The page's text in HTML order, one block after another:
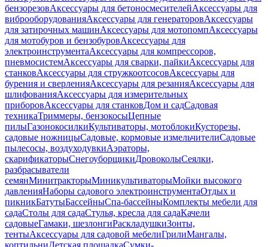
бензорезовАксессуары для бетоносмесителейАксессуары для
виброоборудованияАксессуары для генераторовАксессуары
для затирочных машинАксессуары для мотопомпАксессуары
для мотобуров и бензобуровАксессуары для
электроинструментаАксессуары для компрессоров,
пневмосистемАксессуары для сварки, пайкиАксессуары для
станковАксессуары для стружкоотсосовАксессуары для
бурения и сверленияАксессуары для резанияАксессуары для
шлифованияАксессуары для измерительных
приборовАксессуары для станковДом и садСадовая
техникаТриммеры, бензокосыЦепные
пилыГазонокосилкиКультиваторы, мотоблокиКусторезы,
садовые ножницыСадовые, кормовые измельчителиСадовые
пылесосы, воздуходувкиАэраторы,
скарификаторыСнегоуборщикиДровоколыСеялки,
разбрасыватели
семянМинитракторыМиникультиваторыМойки высокого
давленияНаборы садового электроинструментаОтдых и
пикникБатутыБассейныСпа-бассейныКомплекты мебели для
садаСтолы для садаСтулья, кресла для садаКачели
садовыеГамаки, шезлонгиРаскладушкиЗонты,
тентыАксессуары для садовой мебелиГрилиМангалы,
коптильниДетская площадкаСумки-